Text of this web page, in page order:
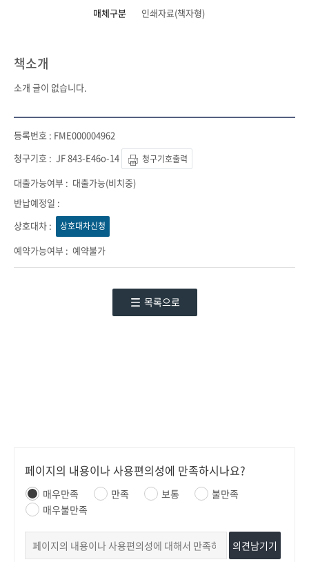
매체구분
인쇄자료(책자형)
책소개
소개 글이 없습니다.
FME000004962
JF 843-E46o-14
청구기호출력
대출가능(비치중)
상호대차신청
예약불가
목록으로
페이지의 내용이나 사용편의성에 만족하시나요?
매우만족 만족 보통
불만족
매우불만족
의견남기기